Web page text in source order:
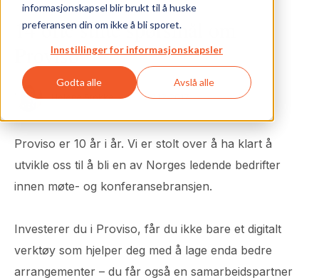
informasjonskapsel blir brukt til å huske
preferansen din om ikke å bli sporet.
Innstillinger for informasjonskapsler
Godta alle Avslå alle
14 ofte stilte spørsmål om
Proviso
Helene Stokke 22.12.2017
Proviso er 10 år i år. Vi er stolt over å ha klart å
utvikle oss til å bli en av Norges ledende bedrifter
innen møte- og konferansebransjen.
Investerer du i Proviso, får du ikke bare et digitalt
verktøy som hjelper deg med å lage enda bedre
arrangementer – du får også en samarbeidspartner